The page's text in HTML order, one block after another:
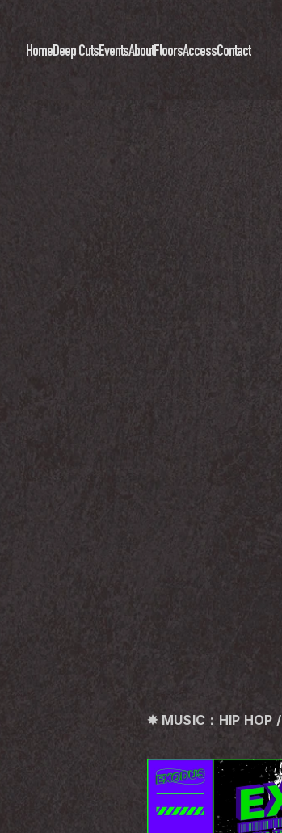
HomeDeep CutsEventsAboutFloorsAccessContact
✸ MUSIC：HIP HOP